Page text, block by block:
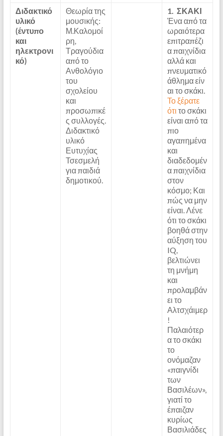
Διδακτικό
υλικό
(έντυπο
και
ηλεκτρονι
κό)
Θεωρία της
μουσικής:
Μ.Καλομοί
ρη,
Τραγούδια
από το
Ανθολόγιο
του
σχολείου
και
προσωπικέ
ς συλλογές.
Διδακτικό
υλικό
Ευτυχίας
Τσεσμελή
για παιδιά
δημοτικού.
1. ΣΚΑΚΙ
Ένα από τα
ωραιότερα
επιτραπέζι
α παιχνίδια
αλλά και
πνευματικό
άθλημα είν
αι το σκάκι.
Το ξέρατε
ότι το σκάκι
είναι από τα
πιο
αγαπημένα
και
διαδεδομέν
α παιχνίδια
στον
κόσμο; Και
πώς να μην
είναι. Λένε
ότι το σκάκι
βοηθά στην
αύξηση του
IQ,
βελτιώνει
τη μνήμη
και
προλαμβάν
ει το
Αλτσχάιμερ
!
Παλαιότερ
α το σκάκι
το
ονόμαζαν
«παιγνίδι
των
Βασιλέων»,
γιατί το
έπαιζαν
κυρίως
Βασιλιάδες